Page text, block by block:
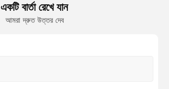
একটি বার্তা রেখে যান
আমরা দ্রুত উত্তর দেব